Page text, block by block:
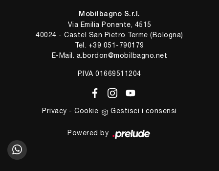
Mobilbagno S.r.l.
Via Emilia Ponente, 4515
40024 - Castel San Pietro Terme (Bologna)
Tel. +39 051-790179
E-Mail. a.bordon@mobilbagno.net
P.IVA 01669511204
Privacy -Cookie Gestisci i consensi
Powered by